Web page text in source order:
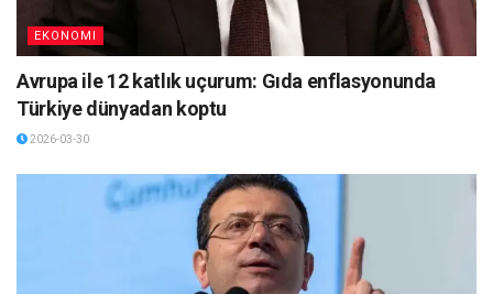
EKONOMI
Avrupa ile 12 katlık uçurum: Gıda enflasyonunda
Türkiye dünyadan koptu
2026-03-30